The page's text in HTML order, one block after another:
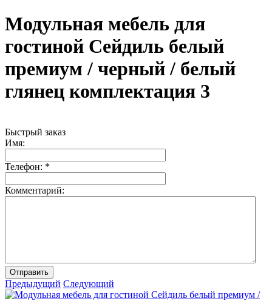
Модульная мебель для
гостиной Сейдиль белый
премиум / черный / белый
глянец комплектация 3
Быстрый заказ
Имя:
Телефон: *
Комментарий:
Отправить
Предыдущий Следующий